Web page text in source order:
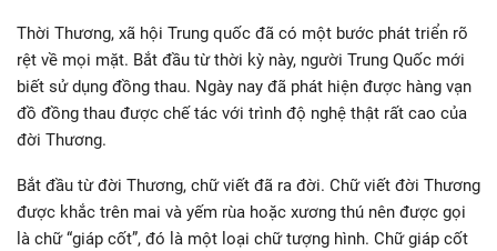
Thời Thương, xã hội Trung quốc đã có một bước phát triển rõ
rệt về mọi mặt. Bắt đầu từ thời kỳ này, người Trung Quốc mới
biết sử dụng đồng thau. Ngày nay đã phát hiện được hàng vạn
đồ đồng thau được chế tác với trình độ nghệ thật rất cao của
đời Thương.
Bắt đầu từ đời Thương, chữ viết đã ra đời. Chữ viết đời Thương
được khắc trên mai và yếm rùa hoặc xương thú nên được gọi
là chữ “giáp cốt”, đó là một loại chữ tượng hình. Chữ giáp cốt